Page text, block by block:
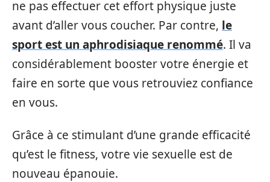
ne pas effectuer cet effort physique juste
avant d’aller vous coucher. Par contre, le
sport est un aphrodisiaque renommé. Il va
considérablement booster votre énergie et
faire en sorte que vous retrouviez confiance
en vous.
Grâce à ce stimulant d’une grande efficacité
qu’est le fitness, votre vie sexuelle est de
nouveau épanouie.